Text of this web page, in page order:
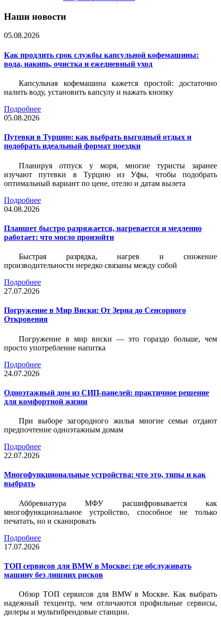
Наши новости
05.08.2026
Как продлить срок службы капсульной кофемашины:
вода, накипь, очистка и ежедневный уход
Капсульная кофемашина кажется простой: достаточно
налить воду, установить капсулу и нажать кнопку
Подробнее
05.08.2026
Путевки в Турцию: как выбрать выгодный отдых и
подобрать идеальный формат поездки
Планируя отпуск у моря, многие туристы заранее
изучают путевки в Турцию из Уфы, чтобы подобрать
оптимальный вариант по цене, отелю и датам вылета
Подробнее
04.08.2026
Планшет быстро разряжается, нагревается и медленно
работает: что могло произойти
Быстрая разрядка, нагрев и снижение
производительности нередко связаны между собой
Подробнее
27.07.2026
Погружение в Мир Виски: От Зерна до Сенсорного
Откровения
Погружение в мир виски — это гораздо больше, чем
просто употребление напитка
Подробнее
24.07.2026
Одноэтажный дом из СИП-панелей: практичное решение
для комфортной жизни
При выборе загородного жилья многие семьи отдают
предпочтение одноэтажным домам
Подробнее
22.07.2026
Многофункциональные устройства: что это, типы и как
выбрать
Аббревиатура МФУ расшифровывается как
многофункциональное устройство, способное не только
печатать, но и сканировать
Подробнее
17.07.2026
ТОП сервисов для BMW в Москве: где обслуживать
машину без лишних рисков
Обзор ТОП сервисов для BMW в Москве. Как выбрать
надежный техцентр, чем отличаются профильные сервисы,
дилеры и мультибрендовые станции.